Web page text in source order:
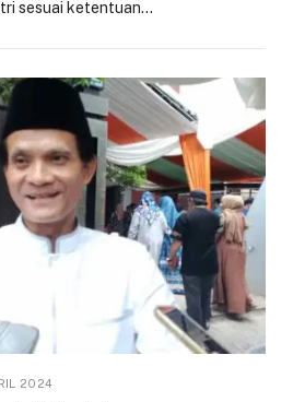
sesuai ketentuan…
2024